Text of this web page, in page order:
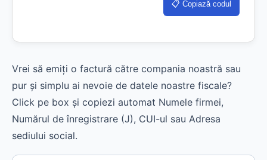
📋 Copiază codul
Vrei să emiți o factură către compania noastră sau
pur și simplu ai nevoie de datele noastre fiscale?
Click pe box și copiezi automat Numele firmei,
Numărul de înregistrare (J), CUI-ul sau Adresa
sediului social.